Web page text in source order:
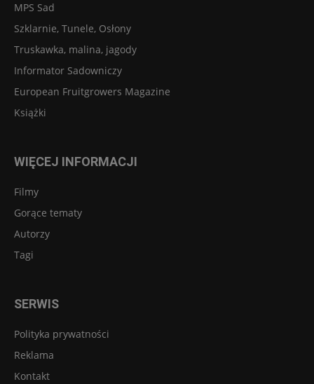
MPS Sad
Szklarnie, Tunele, Osłony
Truskawka, malina, jagody
Informator Sadowniczy
European Fruitgrowers Magazine
Książki
WIĘCEJ INFORMACJI
Filmy
Gorące tematy
Autorzy
Tagi
SERWIS
Polityka prywatności
Reklama
Kontakt